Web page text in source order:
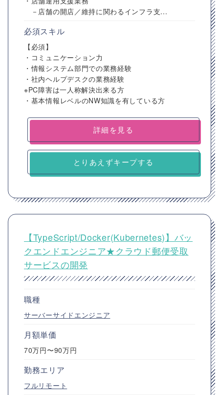
－店舗の開店／維持に関わるインフラ支...
必須スキル
【必須】
・コミュニケーション力
・情報システム部門での業務経験
・社内ヘルプデスクの業務経験
※PC障害は一人称解決出来る方
・基本情報レベルのNW知識を有している方
詳細を見る
とりあえずキープする
【TypeScript/Docker(Kubernetes)】バッ
クエンドエンジニア★クラウド郵便受取
サービスの開発
職種
サーバーサイドエンジニア
月額単価
70万円〜90万円
勤務エリア
フルリモート